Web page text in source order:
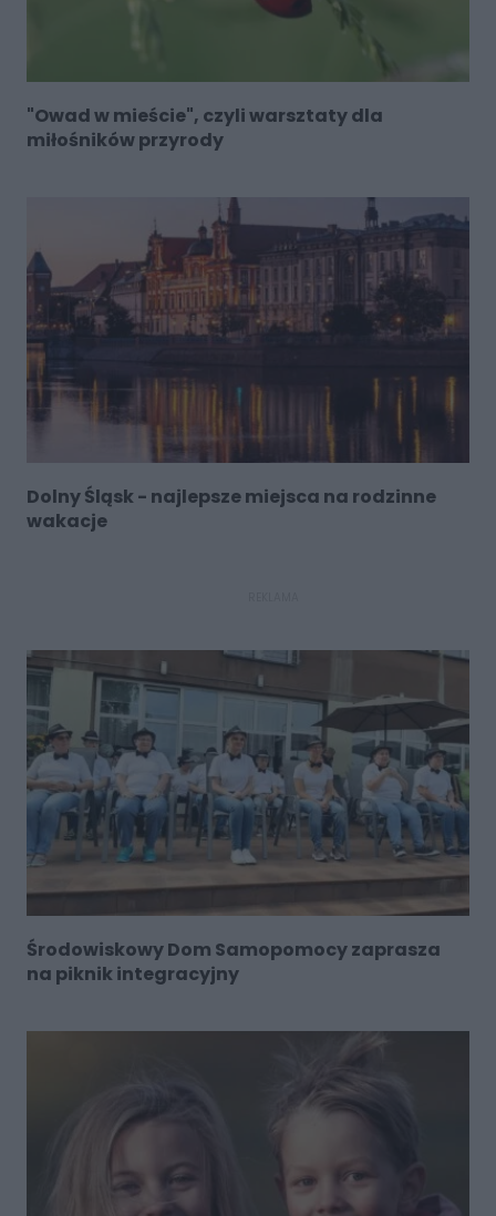
"Owad w mieście", czyli warsztaty dla
miłośników przyrody
Dolny Śląsk - najlepsze miejsca na rodzinne
wakacje
Środowiskowy Dom Samopomocy zaprasza
na piknik integracyjny